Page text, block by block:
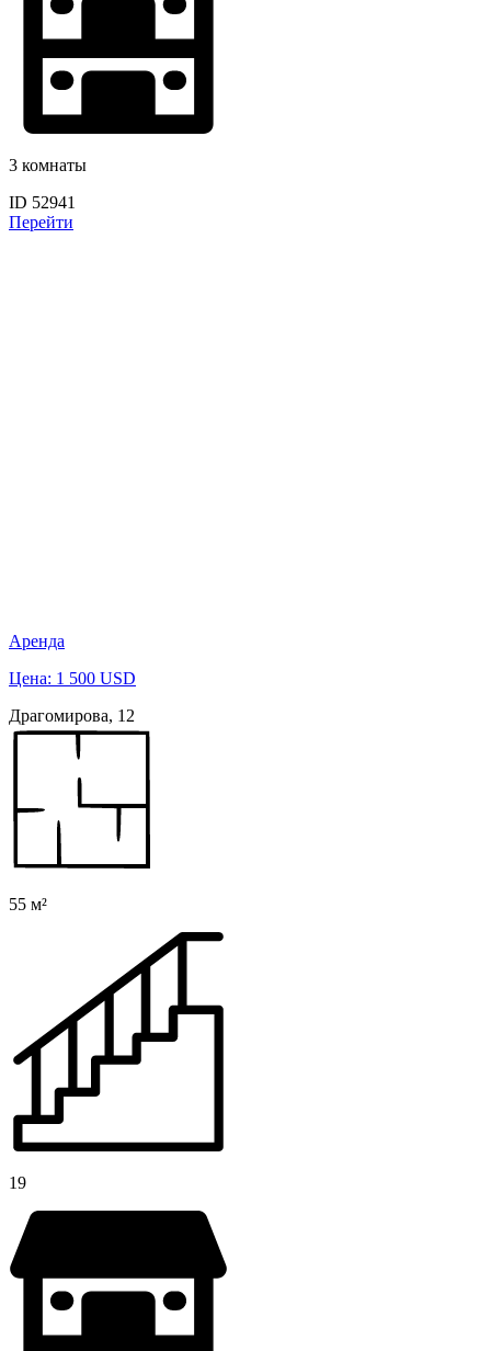
3 комнаты
ID 52941
Перейти
Аренда
Цена: 1 500 USD
Драгомирова, 12
55 м²
19